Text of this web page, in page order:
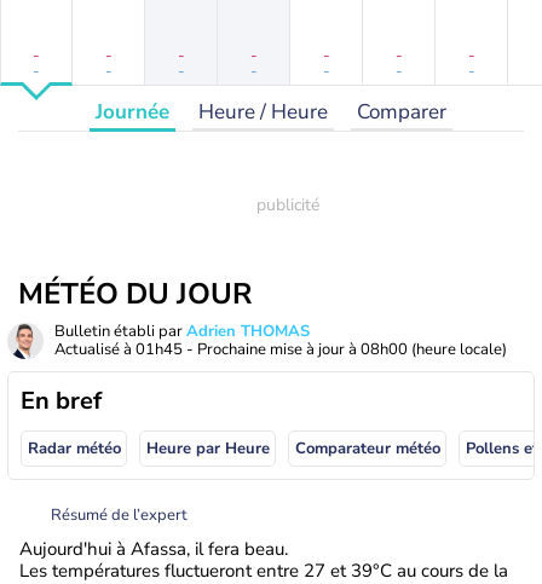
-
-
-
-
-
-
-
-
-
-
-
-
-
-
Journée Heure / Heure Comparer
MÉTÉO DU JOUR
Bulletin établi parAdrien THOMAS
Actualisé à 01h45 - Prochaine mise à jour à 08h00 (heure locale)
En bref
Radar météo Heure par Heure Comparateur météo Pollens
Résumé de l’expert
Aujourd'hui à Afassa, il fera beau.
Les températures fluctueront entre 27 et 39°C au cours de la